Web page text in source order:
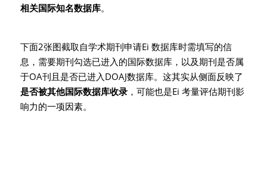
相关国际知名数据库。
下面2张图截取自学术期刊申请Ei 数据库时需填写的信
息，需要期刊勾选已进入的国际数据库，以及期刊是否属
于OA刊且是否已进入DOAJ数据库。这其实从侧面反映了
是否被其他国际数据库收录 ，可能也是Ei 考量评估期刊影
响力的一项因素。